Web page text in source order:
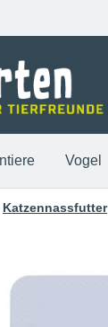
springen
Vogel
Katzennassfutter